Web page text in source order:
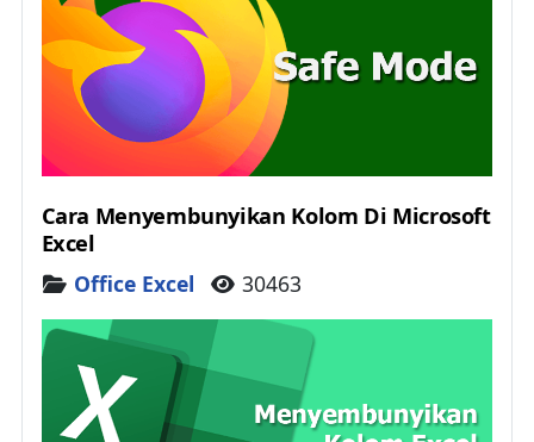
Cara Menyembunyikan Kolom Di Microsoft
Excel
DetailsOffice Excel 30463